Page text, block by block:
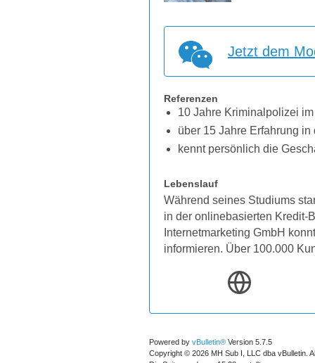
Jetzt dem
Referenzen
10 Jahre Kriminalpolizei
über 15 Jahre Erfahrung
kennt persönlich die
Lebenslauf
Während seines Studiums
in der onlinebasierten Kredit-
Internetmarketing GmbH
informieren. Über 100.000
Powered by vBulletin® Version 5.7.5
Copyright © 2026 MH Sub I, LLC dba vBulletin.